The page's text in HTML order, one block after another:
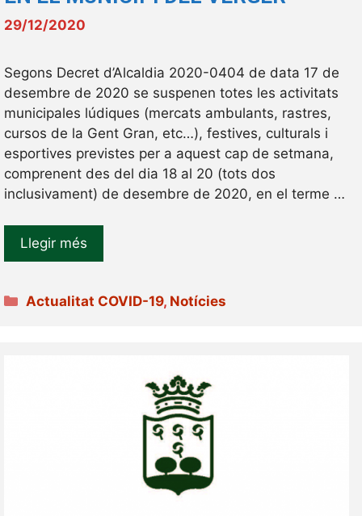
29/12/2020
Segons Decret d’Alcaldia 2020-0404 de data 17 de
desembre de 2020 se suspenen totes les activitats
municipales lúdiques (mercats ambulants, rastres,
cursos de la Gent Gran, etc…), festives, culturals i
esportives previstes per a aquest cap de setmana,
comprenent des del dia 18 al 20 (tots dos
inclusivament) de desembre de 2020, en el terme …
Llegir més
Categories
Actualitat COVID-19, Notícies